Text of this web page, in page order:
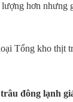
hơn nhưng
Tổng kho thịt
đông lạnh